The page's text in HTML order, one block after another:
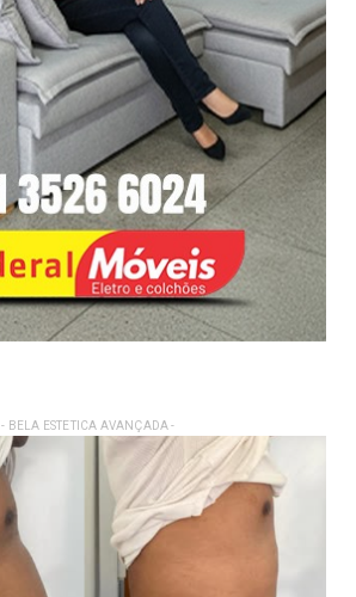
- BELA ESTETICA AVANÇADA -